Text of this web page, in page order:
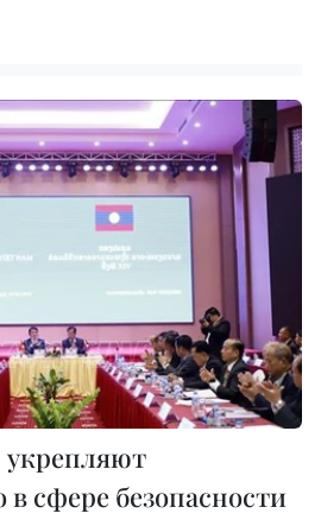
укрепляют
в сфере безопасности